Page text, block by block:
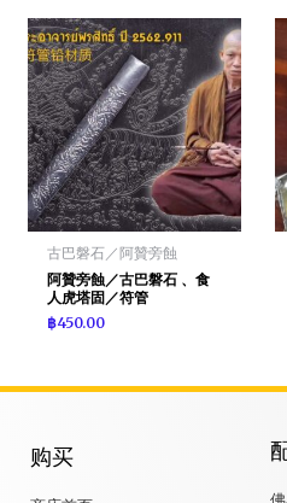
古巴磐石／阿贊旁蝕
阿贊旁蝕／古巴磐石 、食
人虎塔固／符管
฿450.00
购买